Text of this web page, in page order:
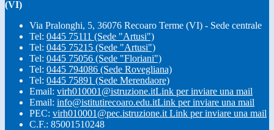
(VI)
Via Pralonghi, 5, 36076 Recoaro Terme (VI) - Sede centrale
Tel: 0445 75111 (Sede "Artusi")
Tel: 0445 75215 (Sede "Artusi")
Tel: 0445 75056 (Sede "Floriani")
Tel: 0445 794086 (Sede Rovegliana)
Tel: 0445 75891 (Sede Merendaore)
Email: virh010001@istruzione.itLink per inviare una mail
Email: info@istitutirecoaro.edu.itLink per inviare una mail
PEC: virh010001@pec.istruzione.it Link per inviare una mail
C.F.: 85001510248